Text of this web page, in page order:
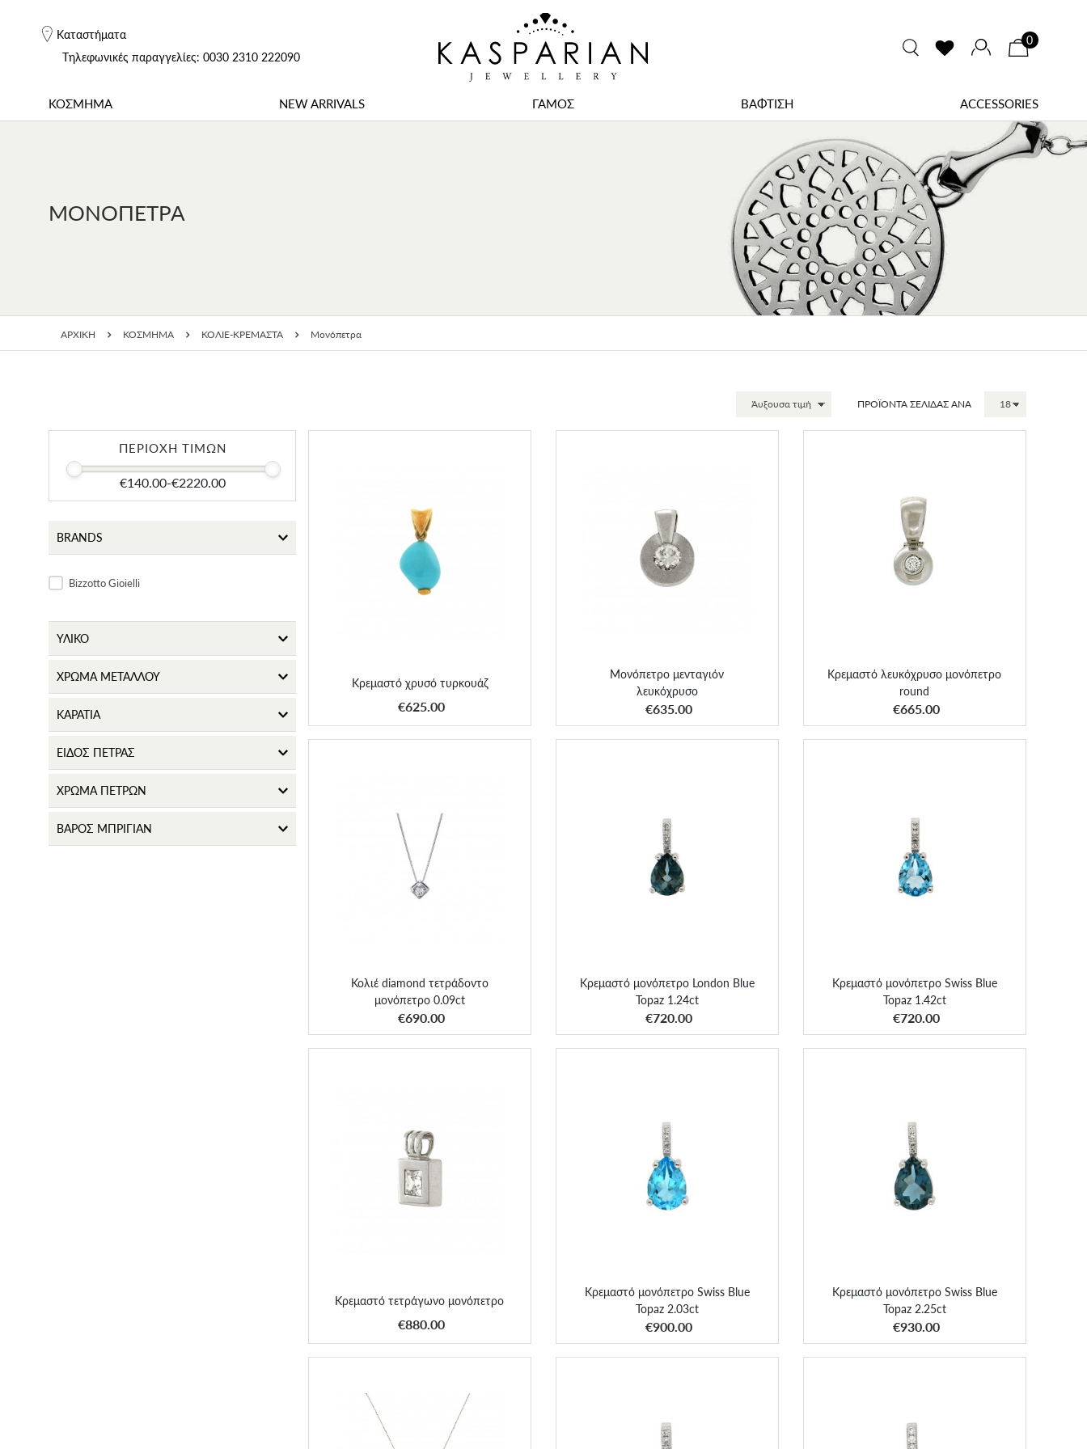
Καταστήματα
Tηλεφωνικές παραγγελίες: 0030 2310 222090
0
ΚΟΣΜΗΜΑ NEW ARRIVALS ΓΑΜΟΣ ΒΑΦΤΙΣΗ ACCESSORIES
ΜΟΝΌΠΕΤΡΑ
ΑΡΧΙΚΗ ΚΟΣΜΗΜΑ ΚΟΛΙΕ-ΚΡΕΜΑΣΤΑ Μονόπετρα
ΠΡΟΪΟΝΤΑ ΣΕΛΙΔΑΣ ΑΝΑ
ΠΕΡΙΟΧΗ ΤΙΜΩΝ
€140.00-€2220.00
BRANDS
Bizzotto Gioielli
ΥΛΙΚΟ
ΧΡΩΜΑ ΜΕΤΑΛΛΟΥ
ΚΑΡΑΤΙΑ
ΕΙΔΟΣ ΠΕΤΡΑΣ
ΧΡΩΜΑ ΠΕΤΡΩΝ
ΒΑΡΟΣ ΜΠΡΙΓΙΑΝ
Κρεμαστό χρυσό τυρκουάζ
€625.00
Κρεμαστό χρυσό τυρκουάζ
ΑΠΟΚΤΗΣΕ ΤΟ
Μονόπετρο μενταγιόν
λευκόχρυσο
€635.00
Μονόπετρο μενταγιόν λευκόχρυσο
ΑΠΟΚΤΗΣΕ ΤΟ
Κρεμαστό λευκόχρυσο μονόπετρο
round
€665.00
Κρεμαστό λευκόχρυσο μονόπετρο
round
ΑΠΟΚΤΗΣΕ ΤΟ
Κολιέ diamond τετράδοντο
μονόπετρο 0.09ct
€690.00
Κολιέ diamond τετράδοντο μονόπετρο
0.09ct
ΑΠΟΚΤΗΣΕ ΤΟ
Κρεμαστό μονόπετρο London Blue
Topaz 1.24ct
€720.00
Κρεμαστό μονόπετρο London Blue
Topaz 1.24ct
ΑΠΟΚΤΗΣΕ ΤΟ
Κρεμαστό μονόπετρο Swiss Blue
Topaz 1.42ct
€720.00
Κρεμαστό μονόπετρο Swiss Blue
Topaz 1.42ct
ΑΠΟΚΤΗΣΕ ΤΟ
Κρεμαστό τετράγωνο μονόπετρο
€880.00
Κρεμαστό τετράγωνο μονόπετρο
ΑΠΟΚΤΗΣΕ ΤΟ
Κρεμαστό μονόπετρο Swiss Blue
Topaz 2.03ct
€900.00
Κρεμαστό μονόπετρο Swiss Blue
Topaz 2.03ct
ΑΠΟΚΤΗΣΕ ΤΟ
Κρεμαστό μονόπετρο Swiss Blue
Topaz 2.25ct
€930.00
Κρεμαστό μονόπετρο Swiss Blue
Topaz 2.25ct
ΑΠΟΚΤΗΣΕ ΤΟ